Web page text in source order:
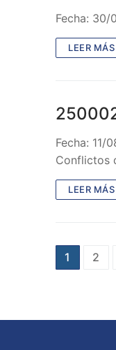
Fecha: 30/
LEER
Fecha: 11/
Conflictos
LEER
1 2